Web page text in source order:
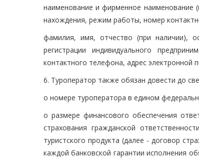
наименование и фирменное наименование
нахождения, режим работы, номер
фамилия, имя, отчество (при наличии),
регистрации индивидуального
контактного телефона, адрес электронной
6. Туроператор также обязан довести до
о номере туроператора в едином
о размере финансового обеспечения
страхования гражданской
туристского продукта (далее - договор
каждой банковской гарантии исполнения